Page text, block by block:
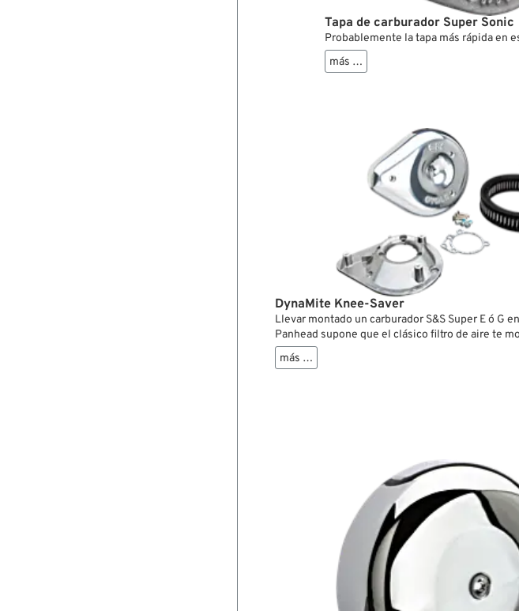
Tapa de carburador Super Sonic
Probablemente la tapa más rápida en
más …
DynaMite Knee-Saver
Llevar montado un carburador S&S Super E ó G
Panhead supone que el clásico filtro de aire te
derecha. Esta versión de perfil bajo presenta una
bajo y una base modificada que reduce en 25mm
más …